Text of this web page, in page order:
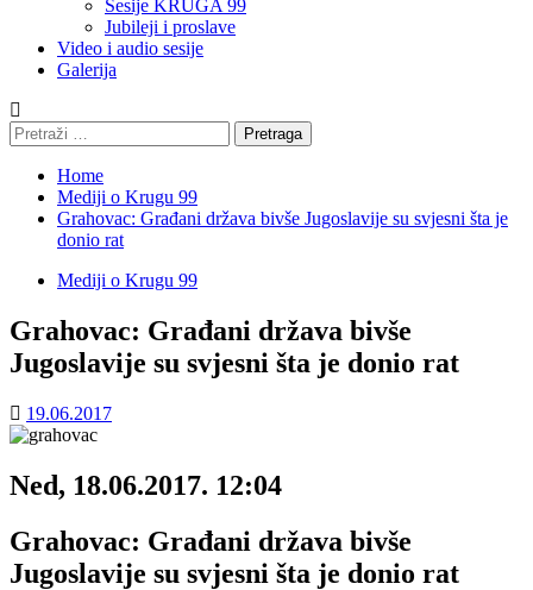
Sesije KRUGA 99
Jubileji i proslave
Video i audio sesije
Galerija
Pretraga:
Home
Mediji o Krugu 99
Grahovac: Građani država bivše Jugoslavije su svjesni šta je
donio rat
Mediji o Krugu 99
Grahovac: Građani država bivše
Jugoslavije su svjesni šta je donio rat
19.06.2017
Ned, 18.06.2017. 12:04
Grahovac: Građani država bivše
Jugoslavije su svjesni šta je donio rat